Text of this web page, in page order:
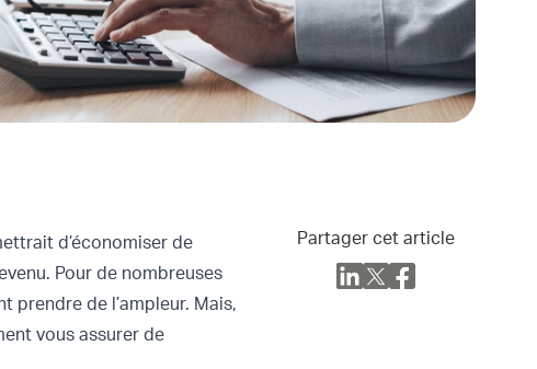
d’économiser de
Pour de nombreuses
prendre de l’ampleur. Mais,
vous assurer de
Partager cet article